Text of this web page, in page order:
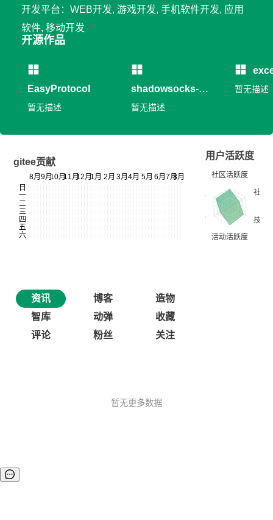
开发平台：WEB开发, 游戏开发, 手机软件开发, 应用
软件, 移动开发
开源作品
EasyProtocol
暂无描述
shadowsocks-
netty
暂无描述
暂无描述
gitee贡献
用户活跃度
资讯 博客
造物
智库
动弹
收藏
评论
粉丝 关注
暂无更多数据